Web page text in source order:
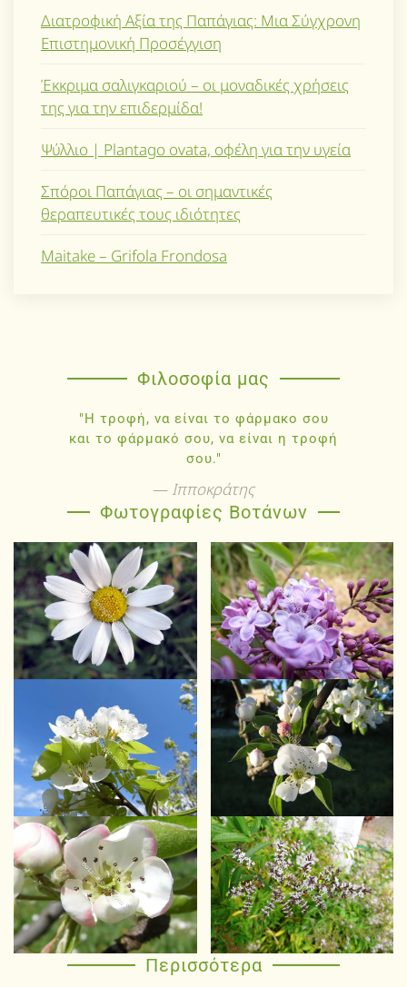
Διατροφική Αξία της Παπάγιας: Μια Σύγχρονη
Επιστημονική Προσέγγιση
Έκκριμα σαλιγκαριού – οι μοναδικές χρήσεις
της για την επιδερμίδα!
Ψύλλιο | Plantago ovata, οφέλη για την υγεία
Σπόροι Παπάγιας – οι σημαντικές
θεραπευτικές τους ιδιότητες
Maitake – Grifola Frondosa
Φιλοσοφία μας
"Η τροφή, να είναι το φάρμακο σου
και το φάρμακό σου, να είναι η τροφή
σου."
Ιπποκράτης
Φωτογραφίες Βοτάνων
Περισσότερα